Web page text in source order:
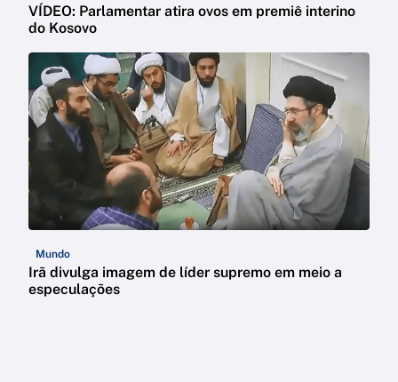
VÍDEO: Parlamentar atira ovos em premiê interino
do Kosovo
Mundo
Irã divulga imagem de líder supremo em meio a
especulações